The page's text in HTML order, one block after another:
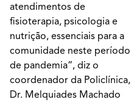
atendimentos de
fisioterapia, psicologia e
nutrição, essenciais para a
comunidade neste período
de pandemia”, diz o
coordenador da Policlínica,
Dr. Melquiades Machado